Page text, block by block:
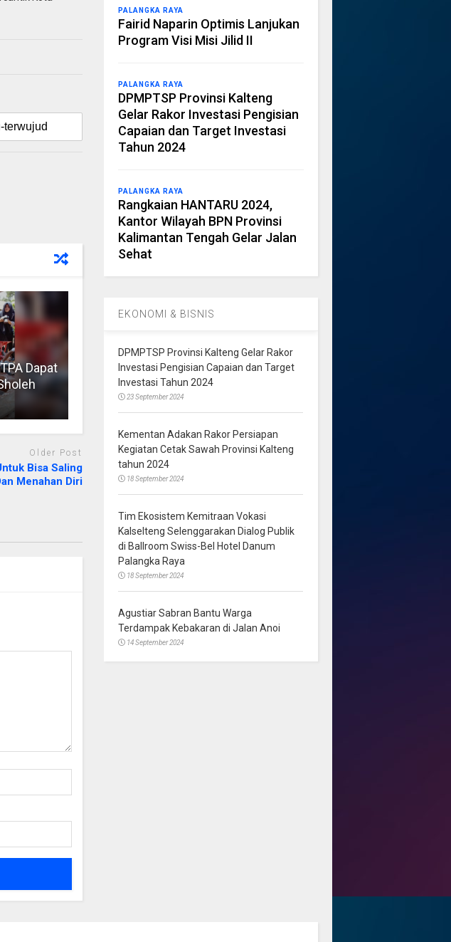
Dapat
Older Post
Bisa Saling
Menahan Diri
PALANGKA RAYA
Fairid Naparin Optimis Lanjukan
Program Visi Misi Jilid II
PALANGKA RAYA
DPMPTSP Provinsi Kalteng
Gelar Rakor Investasi Pengisian
Capaian dan Target Investasi
Tahun 2024
PALANGKA RAYA
Rangkaian HANTARU 2024,
Kantor Wilayah BPN Provinsi
Kalimantan Tengah Gelar Jalan
Sehat
EKONOMI & BISNIS
DPMPTSP Provinsi Kalteng Gelar Rakor
Investasi Pengisian Capaian dan Target
Investasi Tahun 2024
23 September 2024
Kementan Adakan Rakor Persiapan
Kegiatan Cetak Sawah Provinsi Kalteng
tahun 2024
18 September 2024
Tim Ekosistem Kemitraan Vokasi
Kalselteng Selenggarakan Dialog Publik
di Ballroom Swiss-Bel Hotel Danum
Palangka Raya
18 September 2024
Agustiar Sabran Bantu Warga
Terdampak Kebakaran di Jalan Anoi
14 September 2024